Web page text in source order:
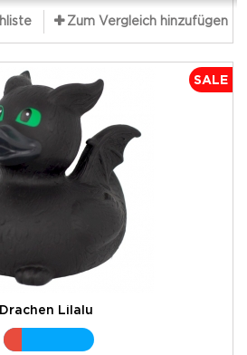
Zum Vergleich hinzufügen
SALE
Lilalu